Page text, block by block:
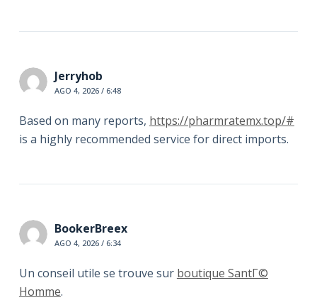
Jerryhob
AGO 4, 2026 / 6:48
Based on many reports, https://pharmratemx.top/#
is a highly recommended service for direct imports.
BookerBreex
AGO 4, 2026 / 6:34
Un conseil utile se trouve sur boutique SantГ©
Homme.